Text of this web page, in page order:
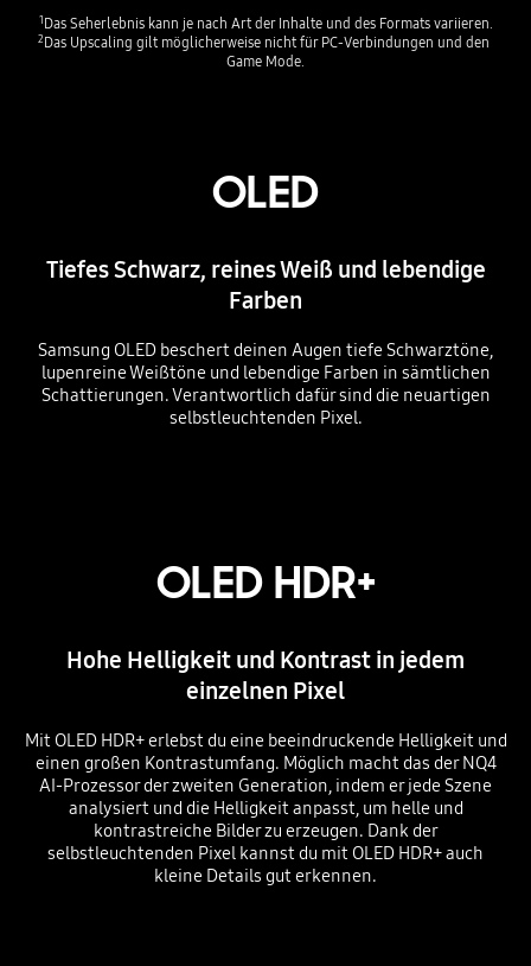
1Das Seherlebnis kann je nach Art der Inhalte und des Formats variieren.
2Das Upscaling gilt möglicherweise nicht für PC-Verbindungen und den
Game Mode.
OLED
Tiefes Schwarz, reines Weiß und lebendige
Farben
Samsung OLED beschert deinen Augen tiefe Schwarztöne,
lupenreine Weißtöne und lebendige Farben in sämtlichen
Schattierungen. Verantwortlich dafür sind die neuartigen
selbstleuchtenden Pixel.
OLED HDR+
Hohe Helligkeit und Kontrast in jedem
einzelnen Pixel
Mit OLED HDR+ erlebst du eine beeindruckende Helligkeit und
einen großen Kontrastumfang. Möglich macht das der NQ4
AI-Prozessor der zweiten Generation, indem er jede Szene
analysiert und die Helligkeit anpasst, um helle und
kontrastreiche Bilder zu erzeugen. Dank der
selbstleuchtenden Pixel kannst du mit OLED HDR+ auch
kleine Details gut erkennen.